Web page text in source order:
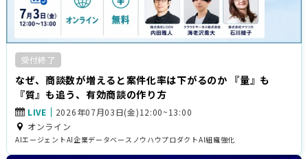
受付終了
なぜ、商談数が増えると案件化率は下がるのか 『量』も
『質』も追う、有効商談の作り方
LIVE
2026年07月03日(金)12:00~13:00
オンライン
AIエージェントAI企業データベース ノウハウプロダクトAI組織強化